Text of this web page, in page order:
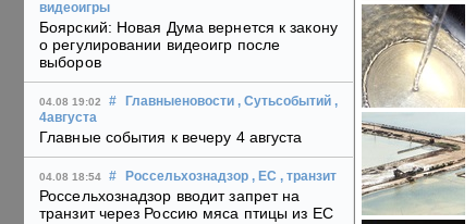
видеоигры
Боярский: Новая Дума вернется к закону
о регулировании видеоигр после
выборов
04.08 19:02 # Главныеновости , Сутьсобытий ,
4августа
Главные события к вечеру 4 августа
04.08 18:54 # Россельхознадзор , ЕС , транзит
Россельхознадзор вводит запрет на
транзит через Россию мяса птицы из ЕС